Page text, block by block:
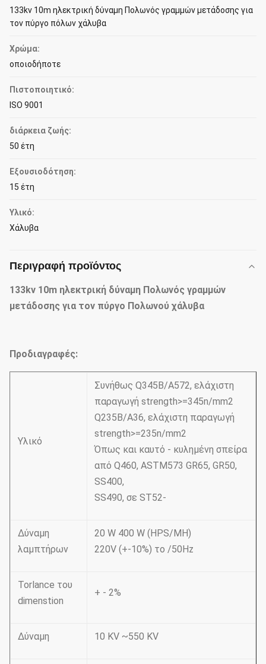
133kv 10m ηλεκτρική δύναμη Πολωνός γραμμών μετάδοσης για
τον πύργο πόλων χάλυβα
Χρώμα:
οποιοδήποτε
Πιστοποιητικό:
ISO 9001
διάρκεια ζωής:
50 έτη
Εξουσιοδότηση:
15 έτη
Υλικό:
Χάλυβα
Περιγραφή προϊόντος
133kv 10m ηλεκτρική δύναμη Πολωνός γραμμών
μετάδοσης για τον πύργο Πολωνού χάλυβα
Προδιαγραφές:
Υλικό
Συνήθως Q345B/A572, ελάχιστη
παραγωγή strength>=345n/mm2
Q235B/A36, ελάχιστη παραγωγή
strength>=235n/mm2
Όπως και καυτό - κυλημένη σπείρα
από Q460, ASTM573 GR65, GR50,
SS400,
SS490, σε ST52-
Δύναμη
λαμπτήρων
20 W 400 W (HPS/MH)
220V (+-10%) το /50Hz
Torlance του
dimenstion
+ - 2%
Δύναμη 10 KV ~550 KV